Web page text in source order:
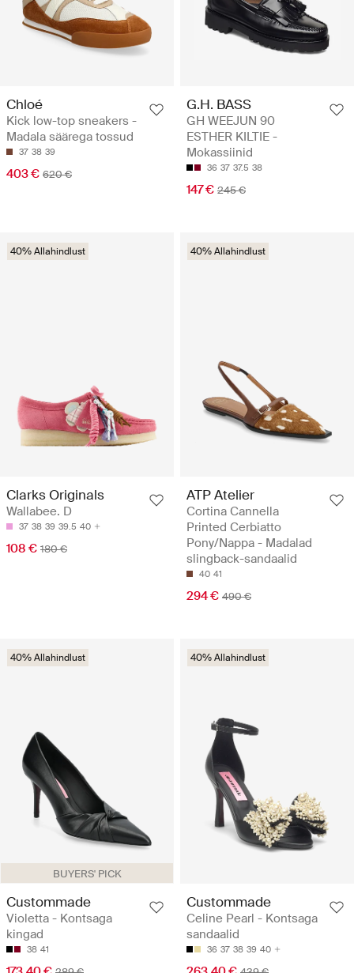
Chloé
Kick low-top sneakers -
Madala säärega tossud
37 38 39
403 € 620 €
G.H. BASS
GH WEEJUN 90
ESTHER KILTIE -
Mokassiinid
36 37 37.5 38
147 € 245 €
40% Allahindlust
Clarks Originals
Wallabee. D
37 38 39 39.5 40
108 € 180 €
40% Allahindlust
ATP Atelier
Cortina Cannella
Printed Cerbiatto
Pony/Nappa - Madalad
slingback-sandaalid
40 41
294 € 490 €
BUYERS' PICK
40% Allahindlust
Custommade
Violetta - Kontsaga
kingad
38 41
40% Allahindlust
Custommade
Celine Pearl - Kontsaga
sandaalid
36 37 38 39 40